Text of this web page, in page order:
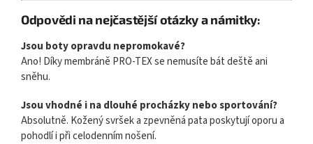
Odpovědi na nejčastější otázky a námitky:
Jsou boty opravdu nepromokavé?
Ano! Díky membráně PRO-TEX se nemusíte bát deště ani
sněhu.
Jsou vhodné i na dlouhé procházky nebo sportování?
Absolutně. Kožený svršek a zpevněná pata poskytují oporu a
pohodlí i při celodenním nošení.